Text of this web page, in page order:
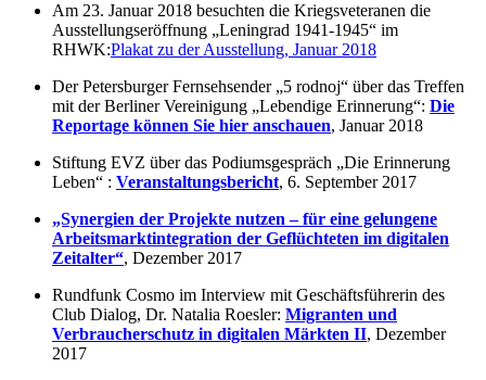
Am 23. Januar 2018 besuchten die Kriegsveteranen die
Ausstellungseröffnung „Leningrad 1941-1945“ im
RHWK:Plakat zu der Ausstellung, Januar 2018
Der Petersburger Fernsehsender „5 rodnoj“ über das Treffen
mit der Berliner Vereinigung „Lebendige Erinnerung“: Die
Reportage können Sie hier anschauen, Januar 2018
Stiftung EVZ über das Podiumsgespräch „Die Erinnerung
Leben“ : Veranstaltungsbericht, 6. September 2017
„Synergien der Projekte nutzen – für eine gelungene
Arbeitsmarktintegration der Geflüchteten im digitalen
Zeitalter“, Dezember 2017
Rundfunk Cosmo im Interview mit Geschäftsführerin des
Club Dialog, Dr. Natalia Roesler: Migranten und
Verbraucherschutz in digitalen Märkten II, Dezember
2017